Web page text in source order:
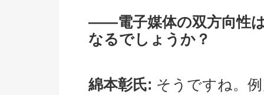
――電子媒体の双方向性
なるでしょうか？
綿本彰氏: そうですね。